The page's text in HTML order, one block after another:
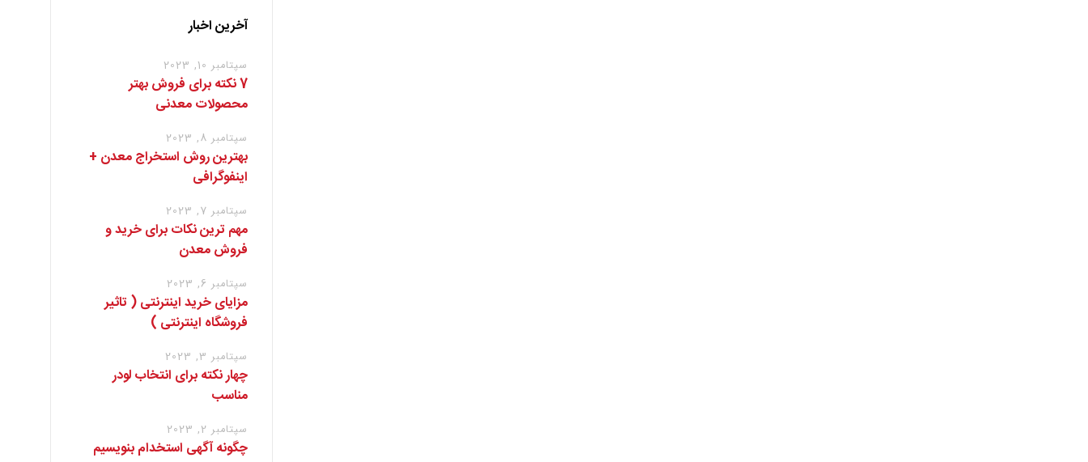
آخرین اخبار
سپتامبر 10, 2023
7 نکته برای فروش بهتر
محصولات معدنی
سپتامبر 8, 2023
بهترین روش استخراج معدن +
اینفوگرافی
سپتامبر 7, 2023
مهم ترین نکات برای خرید و
فروش معدن
سپتامبر 6, 2023
مزایای خرید اینترنتی ( تاثیر
فروشگاه اینترنتی )
سپتامبر 3, 2023
چهار نکته برای انتخاب لودر
مناسب
سپتامبر 2, 2023
چگونه آگهی استخدام بنویسیم